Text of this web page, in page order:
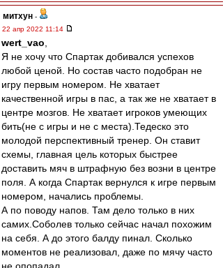
митхун -
22 апр 2022 11:14
wert_vao
Я не хочу что Спартак добивался успехов
любой ценой. Но состав часто подобран не
игру первым номером. Не хватает
качественной игры в пас, а так же не хватает в
центре мозгов. Не хватает игроков умеющих
бить(не с игры и не с места).Тедеско это
молодой перспективный тренер. Он ставит
схемы, главная цель которых быстрее
доставить мяч в штрафную без возни в центре
поля. А когда Спартак вернулся к игре первым
номером, начались проблемы.
А по поводу напов. Там дело только в них
самих.Соболев только сейчас начал похожим
на себя. А до этого балду пинал. Сколько
моментов не реализовал, даже по мячу часто